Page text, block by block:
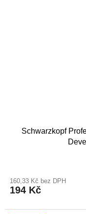
Schwarzkopf
160,33 Kč bez DPH
194 Kč